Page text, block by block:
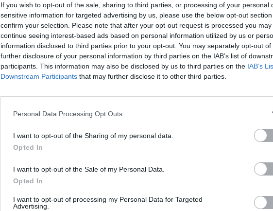
If you wish to opt-out of the sale, sharing to third parties, or processing of your personal
sensitive information for targeted advertising by us, please use the below opt-out
confirm your selection. Please note that after your opt-out request is processed you may
continue seeing interest-based ads based on personal information utilized by us or
information disclosed to third parties prior to your opt-out. You may separately opt-out of
further disclosure of your personal information by third parties on the IAB’s list of
participants. This information may also be disclosed by us to third parties on the IAB’s
Downstream Participants that may further disclose it to other third parties.
Personal Data Processing Opt Outs
I want to opt-out of the Sharing of my personal data.
Opted In
I want to opt-out of the Sale of my Personal Data.
Opted In
I want to opt-out of processing my Personal Data for Targeted
Advertising.
Τους